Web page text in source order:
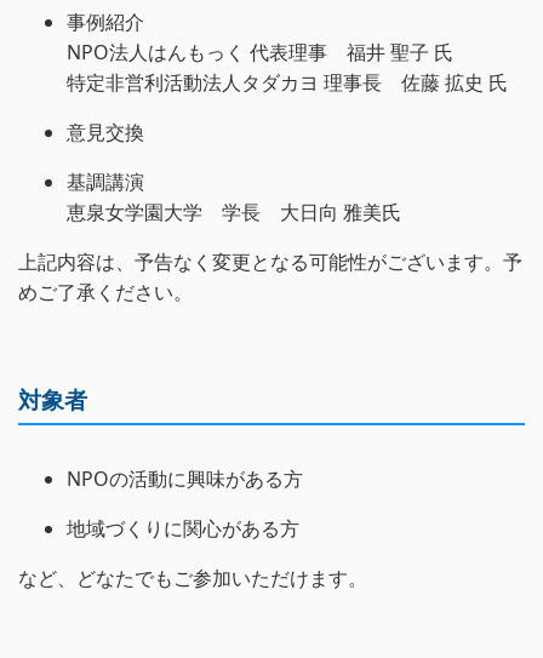
事例紹介
NPO法人はんもっく 代表理事 福井 聖子 氏
特定非営利活動法人タダカヨ 理事長 佐藤 拡史 氏
意見交換
基調講演
恵泉女学園大学 学長 大日向 雅美氏
上記内容は、予告なく変更となる可能性がございます。予
めご了承ください。
対象者
NPOの活動に興味がある方
地域づくりに関心がある方
など、どなたでもご参加いただけます。